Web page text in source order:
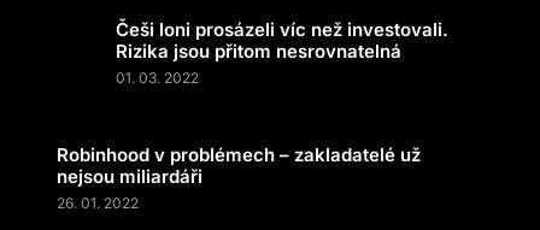
Češi loni prosázeli víc než investovali.
Rizika jsou přitom nesrovnatelná
01. 03. 2022
Robinhood v problémech – zakladatelé už
nejsou miliardáři
26. 01. 2022